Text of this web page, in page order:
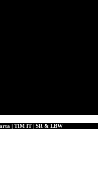
| TIM IT | SR & LBW